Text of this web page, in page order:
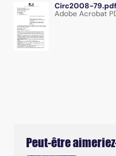
Circ2008-79.pdf
Adobe Acrobat
Peut-être